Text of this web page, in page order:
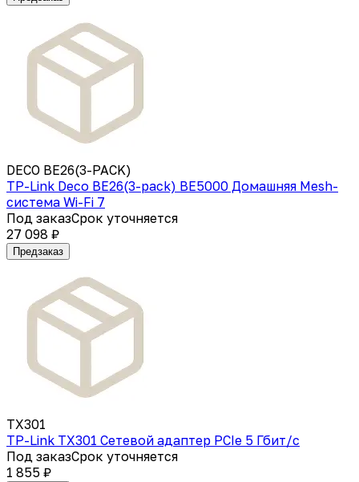
DECO BE26(3-PACK)
TP-Link Deco BE26(3-pack) BE5000 Домашняя Mesh-
система Wi-Fi 7
Под заказСрок уточняется
27 098 ₽
Предзаказ
TX301
TP-Link TX301 Сетевой адаптер PCIe 5 Гбит/с
Под заказСрок уточняется
1 855 ₽